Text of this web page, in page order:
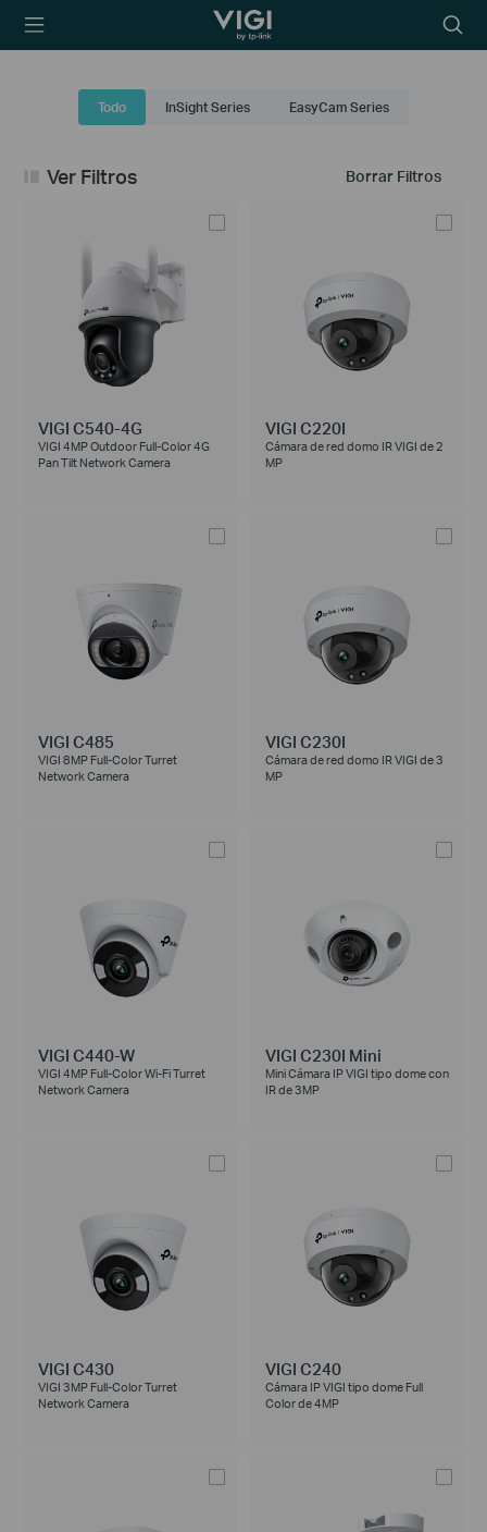
TP-Link, Reliably
icon
Todo InSight Series EasyCam Series
Borrar Filtros
Ver Filtros
VIGI C540-4G
VIGI 4MP Outdoor Full-Color 4G
Pan Tilt Network Camera
VIGI C220I
Cámara de red domo IR VIGI de 2
MP
VIGI C485
VIGI 8MP Full-Color Turret
Network Camera
VIGI C230I
Cámara de red domo IR VIGI de 3
MP
VIGI C440-W
VIGI 4MP Full-Color Wi-Fi Turret
Network Camera
VIGI C230I Mini
Mini Cámara IP VIGI tipo dome con
IR de 3MP
VIGI C430
VIGI 3MP Full-Color Turret
Network Camera
VIGI C240
Cámara IP VIGI tipo dome Full
Color de 4MP